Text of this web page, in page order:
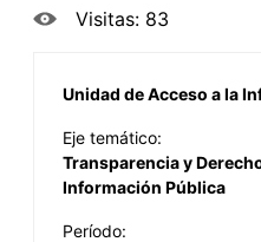
Visitas: 83
Unidad de Acceso a la
Eje temático:
Transparencia y
Información Pública
Período: